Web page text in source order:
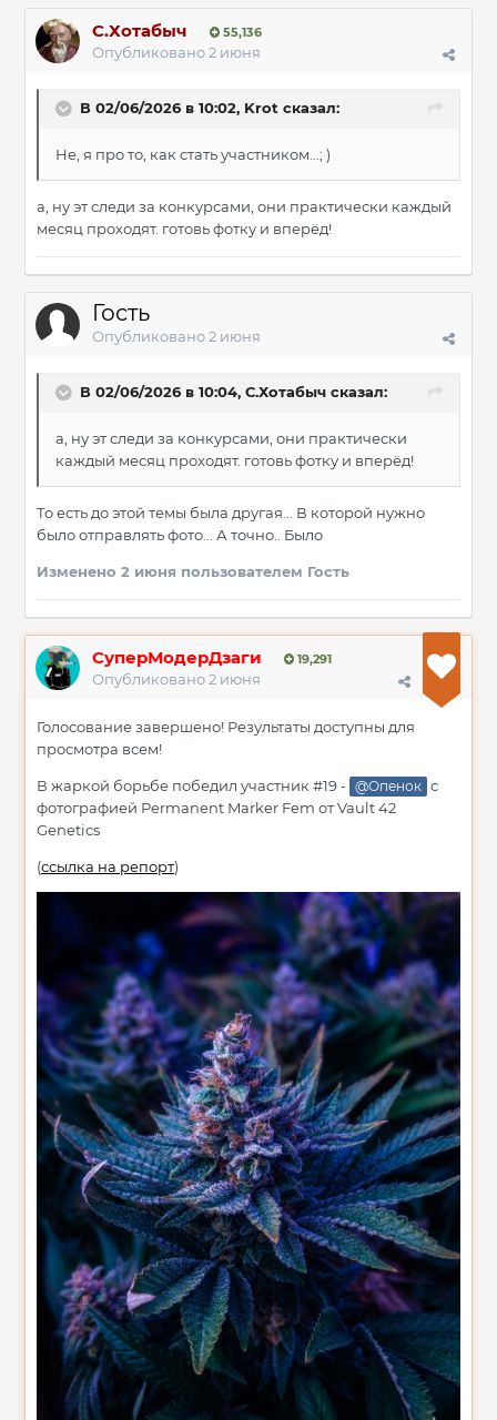
С.Хотабыч 55,136
Опубликовано2 июня
В 02/06/2026 в 10:02, Krot сказал:
Не, я про то, как стать участником...; )
а, ну эт следи за конкурсами, они практически каждый
месяц проходят. готовь фотку и вперёд!
Гость
Опубликовано2 июня
В 02/06/2026 в 10:04, С.Хотабыч сказал:
а, ну эт следи за конкурсами, они практически
каждый месяц проходят. готовь фотку и вперёд!
То есть до этой темы была другая... В которой нужно
было отправлять фото... А точно.. Было
Изменено 2 июня пользователем Гость
СуперМодерДзаги 19,291
Опубликовано2 июня
Голосование завершено! Результаты доступны для
просмотра всем!
В жаркой борьбе победил участник #19 - @Опенок с
фотографией Permanent Marker Fem от Vault 42
Genetics
(ссылка на репорт)